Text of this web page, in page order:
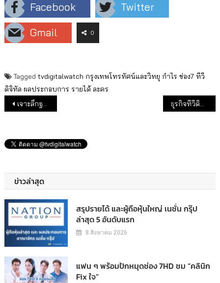
Facebook
Twitter
Gmail
0
Tagged tvdigitalwatch กรุงเทพโทรทัศน์และวิทยุ กำไร ช่อง7 ทีวี
ดิจิทัล ผลประกอบการ รายได้ ละคร
แนะแนวเรื่อง
เจาะลึกฐานผู้ชมวอลเลย์หญิง ศึก VNL 2022 ธุรกิจทีวีดิจิทัลช่อง 3 ปี 64 รายได้-กำไรเพิ่ม
ข่าวล่าสุด
สรุปรายได้ และผู้ถือหุ้นใหญ่ เนชั่น กรุ๊ป
ล่าสุด 5 อันดับแรก
8 สิงหาคม 2026
แฟน ๆ พร้อมปักหมุดช่อง 7HD ชม “คลินิก
Fix ใจ”